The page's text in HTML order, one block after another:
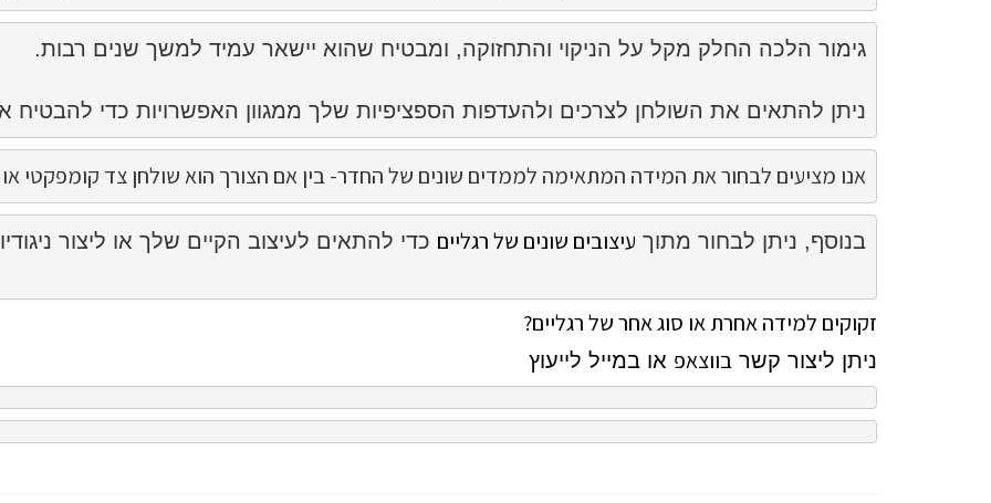
ניתן להתאים את השולחן לצרכים ולהעדפות הספציפיות שלך ממגוון האפשרויות כדי
אנו מציעים לבחור את המידה המתאימה לממדים שונים של החדר- בין אם הצורך הוא שולחן צד קומפקטי או
בנוסף, ניתן לבחור מתוך עיצובים שונים של רגליים
זקוקים למידה אחרת או סוג אחר של רגליים?
ניתן ליצור קשר בווצאפ או במייל לייעוץ